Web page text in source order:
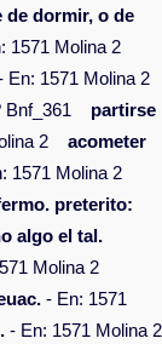
de dormir, o de
1571 Molina 2
En: 1571 Molina 2
Bnf_361
partirse
2
acometer
1571 Molina 2
preterito:
algo el tal.
Molina 2
- En: 1571
- En: 1571 Molina 2